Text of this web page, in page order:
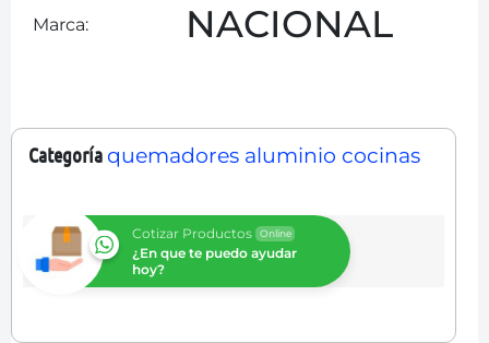
Marca: NACIONAL
Categoría quemadores aluminio cocinas
Cotizar Productos Online
¿En que te puedo ayudar
hoy?